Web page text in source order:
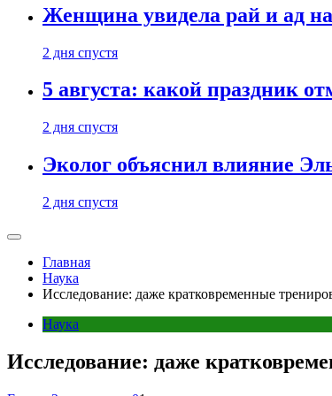
Женщина увидела рай и ад
2 дня спустя
5 августа: какой праздник
2 дня спустя
Эколог объяснил влияние
2 дня спустя
Главная
Наука
Исследование: даже кратковременные
Наука
Исследование: даже